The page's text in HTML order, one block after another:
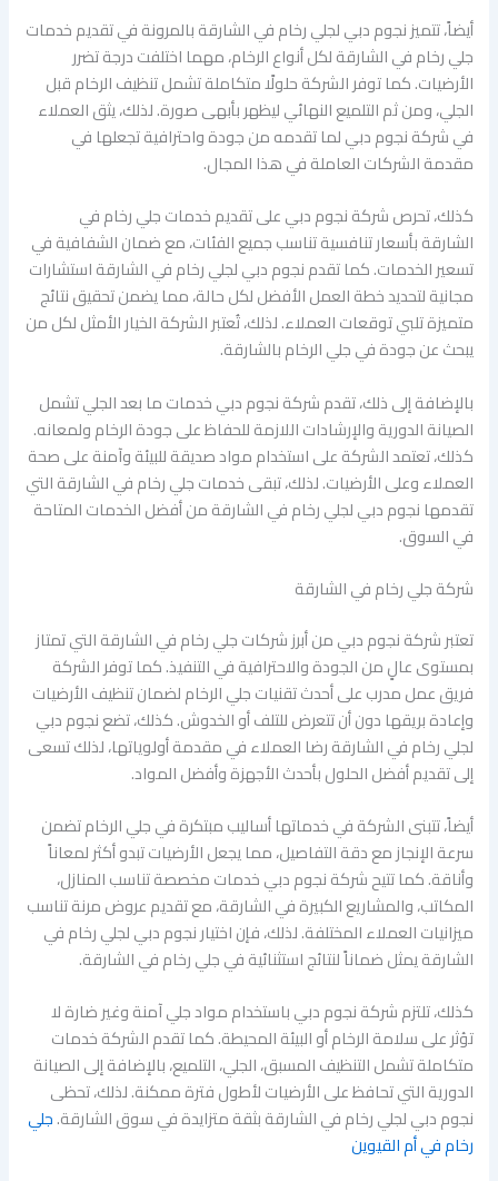
أيضاً، تتميز نجوم دبي لجلي رخام في الشارقة بالمرونة في تقديم خدمات
جلي رخام في الشارقة لكل أنواع الرخام، مهما اختلفت درجة تضرر
الأرضيات. كما توفر الشركة حلولًا متكاملة تشمل تنظيف الرخام قبل
الجلي، ومن ثم التلميع النهائي ليظهر بأبهى صورة. لذلك، يثق العملاء
في شركة نجوم دبي لما تقدمه من جودة واحترافية تجعلها في
مقدمة الشركات العاملة في هذا المجال.
كذلك، تحرص شركة نجوم دبي على تقديم خدمات جلي رخام في
الشارقة بأسعار تنافسية تناسب جميع الفئات، مع ضمان الشفافية في
تسعير الخدمات. كما تقدم نجوم دبي لجلي رخام في الشارقة استشارات
مجانية لتحديد خطة العمل الأفضل لكل حالة، مما يضمن تحقيق نتائج
متميزة تلبي توقعات العملاء. لذلك، تُعتبر الشركة الخيار الأمثل لكل من
يبحث عن جودة في جلي الرخام بالشارقة.
بالإضافة إلى ذلك، تقدم شركة نجوم دبي خدمات ما بعد الجلي تشمل
الصيانة الدورية والإرشادات اللازمة للحفاظ على جودة الرخام ولمعانه.
كذلك، تعتمد الشركة على استخدام مواد صديقة للبيئة وآمنة على صحة
العملاء وعلى الأرضيات. لذلك، تبقى خدمات جلي رخام في الشارقة التي
تقدمها نجوم دبي لجلي رخام في الشارقة من أفضل الخدمات المتاحة
في السوق.
شركة جلي رخام في الشارقة
تعتبر شركة نجوم دبي من أبرز شركات جلي رخام في الشارقة التي تمتاز
بمستوى عالٍ من الجودة والاحترافية في التنفيذ. كما توفر الشركة
فريق عمل مدرب على أحدث تقنيات جلي الرخام لضمان تنظيف الأرضيات
وإعادة بريقها دون أن تتعرض للتلف أو الخدوش. كذلك، تضع نجوم دبي
لجلي رخام في الشارقة رضا العملاء في مقدمة أولوياتها، لذلك تسعى
إلى تقديم أفضل الحلول بأحدث الأجهزة وأفضل المواد.
أيضاً، تتبنى الشركة في خدماتها أساليب مبتكرة في جلي الرخام تضمن
سرعة الإنجاز مع دقة التفاصيل، مما يجعل الأرضيات تبدو أكثر لمعاناً
وأناقة. كما تتيح شركة نجوم دبي خدمات مخصصة تناسب المنازل،
المكاتب، والمشاريع الكبيرة في الشارقة، مع تقديم عروض مرنة تناسب
ميزانيات العملاء المختلفة. لذلك، فإن اختيار نجوم دبي لجلي رخام في
الشارقة يمثل ضماناً لنتائج استثنائية في جلي رخام في الشارقة.
كذلك، تلتزم شركة نجوم دبي باستخدام مواد جلي آمنة وغير ضارة لا
تؤثر على سلامة الرخام أو البيئة المحيطة. كما تقدم الشركة خدمات
متكاملة تشمل التنظيف المسبق، الجلي، التلميع، بالإضافة إلى الصيانة
الدورية التي تحافظ على الأرضيات لأطول فترة ممكنة. لذلك، تحظى
نجوم دبي لجلي رخام في الشارقة بثقة متزايدة في سوق الشارقة.جلي
رخام في أم القيوين